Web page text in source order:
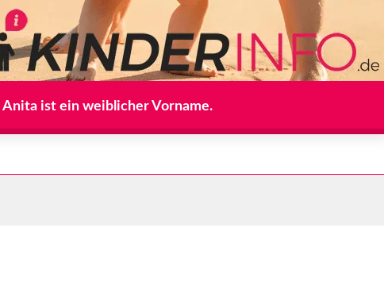
Anita ist ein weiblicher Vorname.